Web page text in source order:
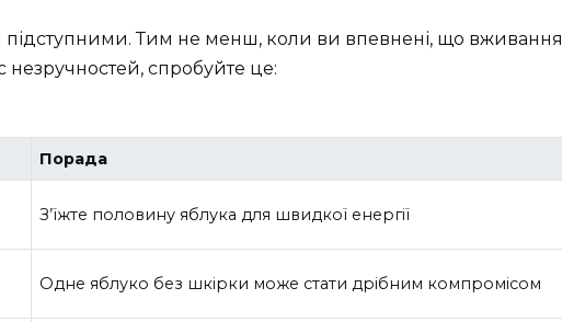
підступними. Тим не менш, коли ви впевнені, що вживання
незручностей, спробуйте це:
Порада
З’їжте половину яблука для швидкої енергії
Одне яблуко без шкірки може стати дрібним компромісом